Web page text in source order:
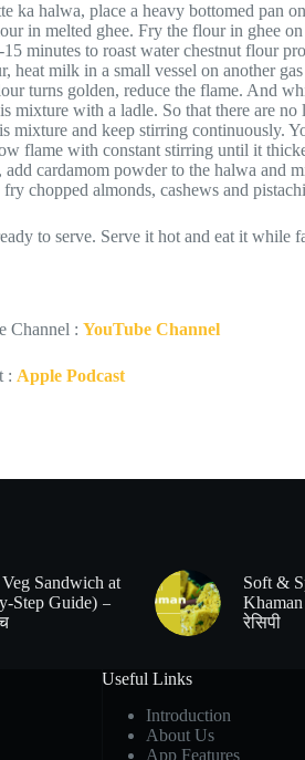
ka halwa, place a heavy bottomed pan
in melted ghee. Fry the flour in ghee
minutes to roast water chestnut flour
heat milk in a small vessel on another
turns golden, reduce the flame. And
mixture with a ladle. So that there are
mixture and keep stirring continuously.
flame with constant stirring until it
add cardamom powder to the halwa and
chopped almonds, cashews and
to serve. Serve it hot and eat it while
Channel : YouTube Channel
: Apple Podcast
Sandwich at
Step Guide) –
Soft &
रेसिपी
Useful Links
Introduction
About Us
App Features